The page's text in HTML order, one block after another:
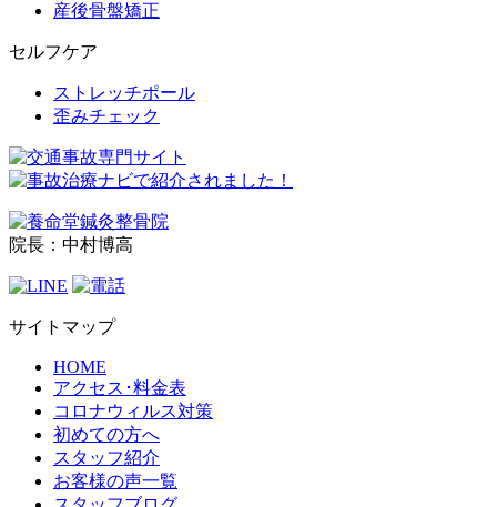
産後骨盤矯正
セルフケア
ストレッチポール
歪みチェック
院長：中村博高
サイトマップ
HOME
アクセス･料金表
コロナウィルス対策
初めての方へ
スタッフ紹介
お客様の声一覧